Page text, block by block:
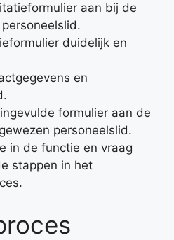
aan bij de
duidelijk en
en
formulier aan de
personeelslid.
in de functie en vraag
stappen in het